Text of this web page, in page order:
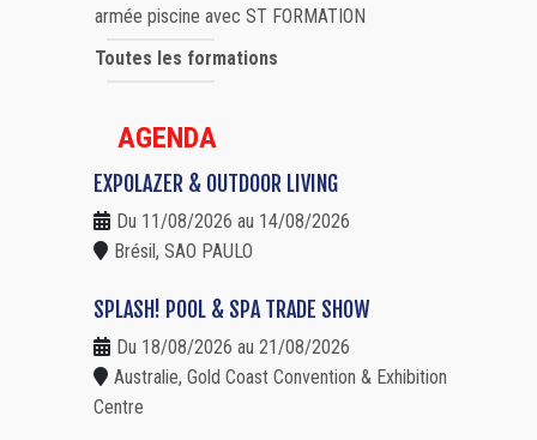
armée piscine avec ST FORMATION
Toutes les formations
AGENDA
EXPOLAZER & OUTDOOR LIVING
Du 11/08/2026 au 14/08/2026
Brésil, SAO PAULO
SPLASH! POOL & SPA TRADE SHOW
Du 18/08/2026 au 21/08/2026
Australie, Gold Coast Convention & Exhibition
Centre